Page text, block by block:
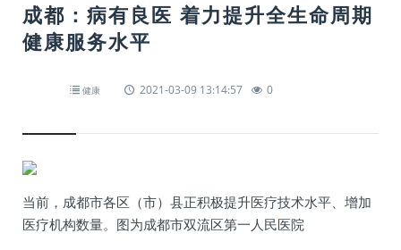
成都：病有良医 着力提升全生命周期
健康服务水平
健康 2021-03-09 13:14:57 0
当前，成都市各区（市）县正积极提升医疗技术水平、增加
医疗机构数量。图为成都市双流区第一人民医院